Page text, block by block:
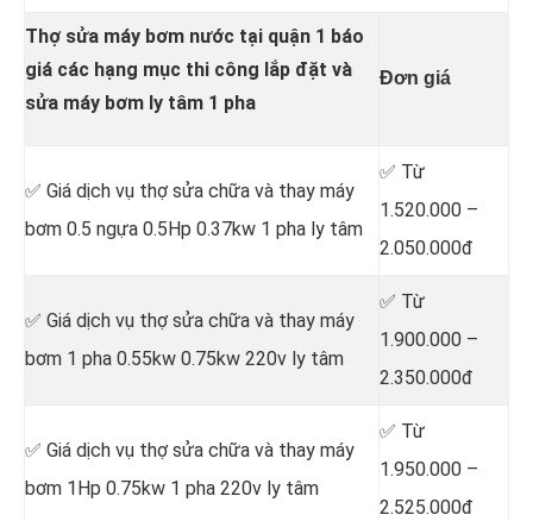
Thợ sửa máy bơm nước tại quận 1 báo
giá các hạng mục thi công lắp đặt và
sửa máy bơm ly tâm 1 pha
Đơn giá
✅ Giá dịch vụ thợ sửa chữa và thay máy
bơm 0.5 ngựa 0.5Hp 0.37kw 1 pha ly tâm
✅ Từ
1.520.000 –
2.050.000đ
✅ Giá dịch vụ thợ sửa chữa và thay máy
bơm 1 pha 0.55kw 0.75kw 220v ly tâm
✅ Từ
1.900.000 –
2.350.000đ
✅ Giá dịch vụ thợ sửa chữa và thay máy
bơm 1Hp 0.75kw 1 pha 220v ly tâm
✅ Từ
1.950.000 –
2.525.000đ